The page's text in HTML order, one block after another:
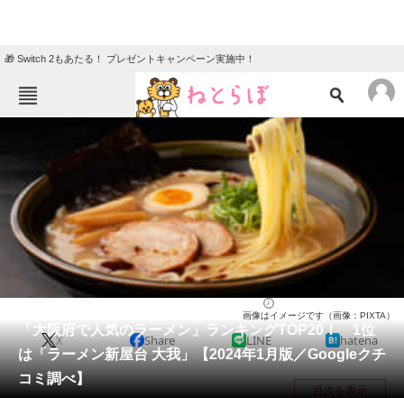
🎁 Switch 2もあたる！ プレゼントキャンペーン実施中！
ねとらぼメニュー
ニュース
エンタメ クイズ
グルメ 地域
住まい 教育・育児
リサーチ
会員記事
メディア
「大阪府で人気のラーメン」ランキングTOP20！ 1位
は「ラーメン新屋台 大我」【2024年1月版／Googleクチ
コミ調べ】
画像はイメージです（画像：PIXTA）
X Share LINE hatena
目次を表示